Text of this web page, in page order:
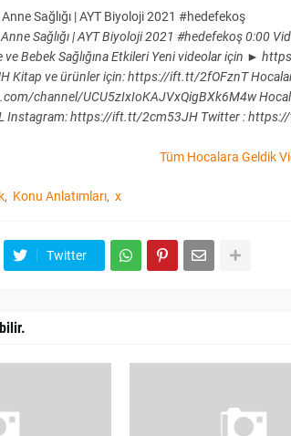
Sağlığı | AYT Biyoloji 2021 #hedefekoş
Sağlığı | AYT Biyoloji 2021 #hedefekoş 0:00
ve Bebek Sağlığına Etkileri Yeni videolar için ►
ve ürünler için: https://ift.tt/2fOFznT
channel/UCU5zIxIoKAJVxQigBXk6M4w
Instagram: https://ift.tt/2cm53JH Twitter :
Tüm Hocalara Geldik
Konu Anlatımları x
Twitter